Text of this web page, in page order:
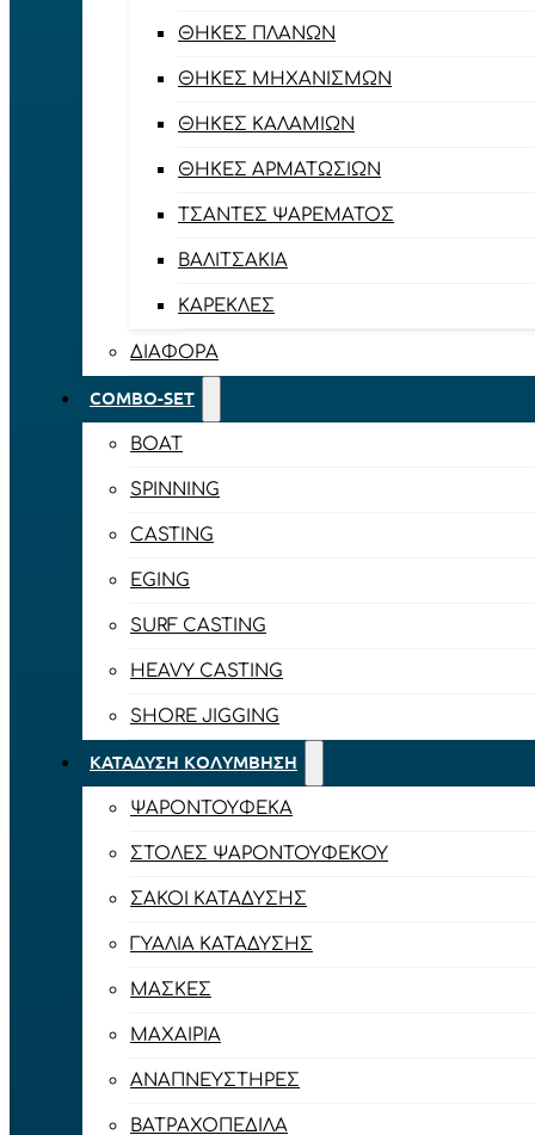
ΘΉΚΕΣ ΠΛΆΝΩΝ
ΘΉΚΕΣ ΜΗΧΑΝΙΣΜΏΝ
ΘΉΚΕΣ ΚΑΛΑΜΙΏΝ
ΘΉΚΕΣ ΑΡΜΑΤΩΣΙΏΝ
ΤΣΆΝΤΕΣ ΨΑΡΈΜΑΤΟΣ
ΒΑΛΙΤΣΆΚΙΑ
ΚΑΡΈΚΛΕΣ
ΔΙΆΦΟΡΑ
COMBO-SET
BOAT
SPINNING
CASTING
EGING
SURF CASTING
HEAVY CASTING
SHORE JIGGING
ΚΑΤΆΔΥΣΗ ΚΟΛΎΜΒΗΣΗ
ΨΑΡΟΝΤΟΎΦΕΚΑ
ΣΤΟΛΈΣ ΨΑΡΟΝΤΟΎΦΕΚΟΥ
ΣΆΚΟΙ ΚΑΤΆΔΥΣΗΣ
ΓΥΑΛΙΆ ΚΑΤΆΔΥΣΗΣ
ΜΆΣΚΕΣ
ΜΑΧΑΊΡΙΑ
ΑΝΑΠΝΕΥΣΤΉΡΕΣ
ΒΑΤΡΑΧΟΠΈΔΙΛΑ